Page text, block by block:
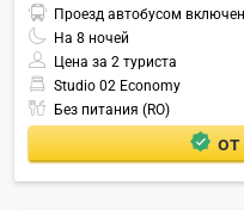
Проезд автобусом
На 8 ночей
Цена за 2 туриста
Studio 02 Economy
Без питания (RO)
от